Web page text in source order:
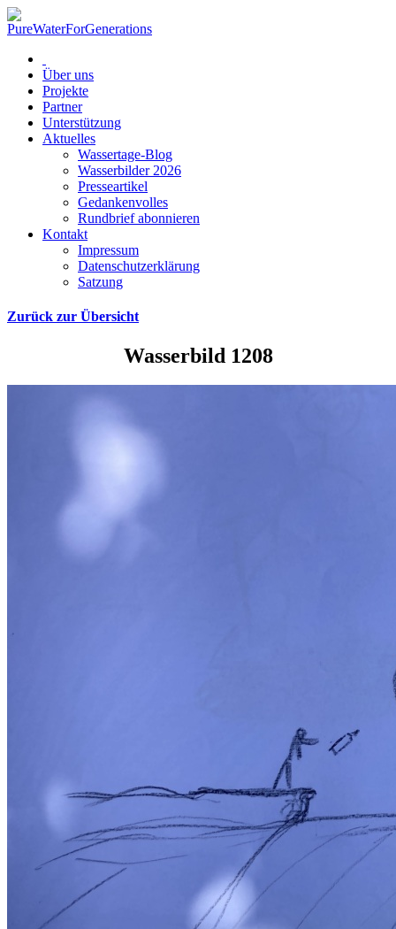
Über uns
Projekte
Partner
Unterstützung
Aktuelles
Wassertage-Blog
Wasserbilder 2026
Presseartikel
Gedankenvolles
Rundbrief abonnieren
Kontakt
Impressum
Datenschutzerklärung
Satzung
Zurück zur Übersicht
Wasserbild 1208